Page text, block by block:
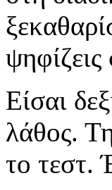
Είσαι
λάθος.
το τεστ.